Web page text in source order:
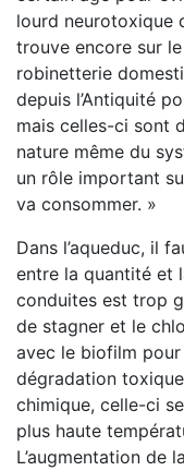
lourd neurotoxique
trouve encore sur
robinetterie
depuis l’Antiquité
mais celles-ci sont
nature même du
un rôle important
va consommer. »
Dans l’aqueduc, il
entre la quantité et
conduites est trop
de stagner et le
avec le biofilm
dégradation
chimique, celle-ci
plus haute
L’augmentation de